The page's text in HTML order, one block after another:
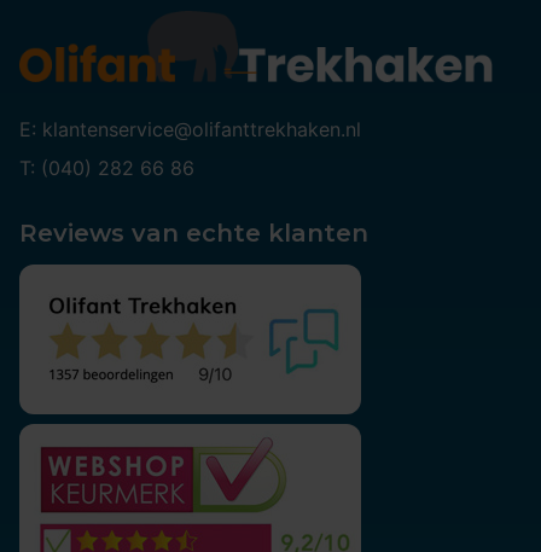
E: klantenservice@olifanttrekhaken.nl
T: (040) 282 66 86
Reviews van echte klanten